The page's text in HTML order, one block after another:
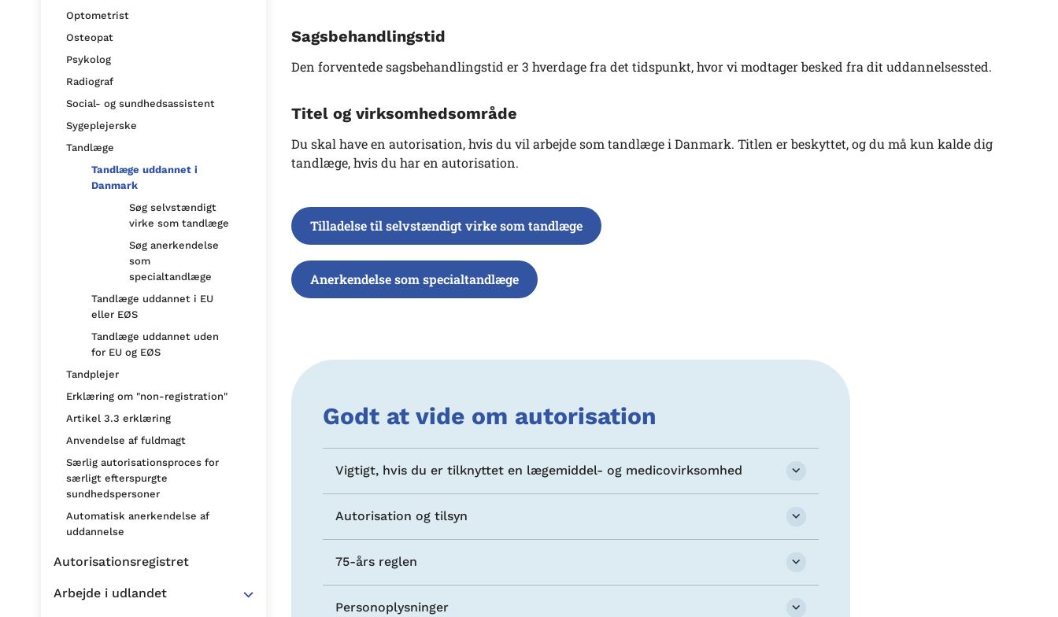
Optometrist
Osteopat
Psykolog
Radiograf
Social- og sundhedsassistent
Sygeplejerske
Tandlæge
Tandlæge uddannet i
Danmark
Søg selvstændigt
virke som tandlæge
Søg anerkendelse
som
specialtandlæge
Tandlæge uddannet i EU
eller EØS
Tandlæge uddannet uden
for EU og EØS
Tandplejer
Erklæring om "non-registration"
Artikel 3.3 erklæring
Anvendelse af fuldmagt
Særlig autorisationsproces for
særligt efterspurgte
sundhedspersoner
Automatisk anerkendelse af
uddannelse
Autorisationsregistret
Arbejde i udlandet
Sagsbehandlingstid
Den forventede sagsbehandlingstid er 3 hverdage fra det tidspunkt, hvor vi modtager besked fra dit uddannelsessted.
Titel og virksomhedsområde
Du skal have en autorisation, hvis du vil arbejde som tandlæge i Danmark. Titlen er beskyttet, og du må kun kalde dig
tandlæge, hvis du har en autorisation.
Tilladelse til selvstændigt virke som tandlæge
Anerkendelse som specialtandlæge
Godt at vide om autorisation
Vigtigt, hvis du er tilknyttet en lægemiddel- og medicovirksomhed
Autorisation og tilsyn
75-års reglen
Personoplysninger